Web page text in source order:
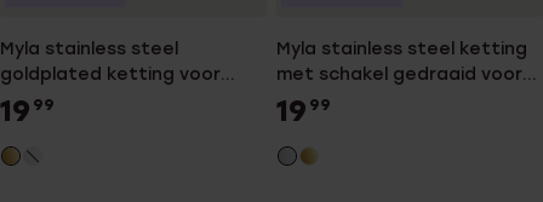
Myla stainless steel
goldplated ketting voor
dames
19 99
Myla stainless steel ketting
met schakel gedraaid voor
dames
19 99